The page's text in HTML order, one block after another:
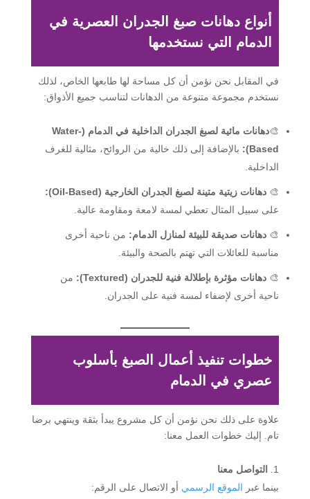
أنواع دهانات صبغ الجدران العصرية في
الدمام التي نستخدمها
في المقابل نحن نؤمن أن كل مساحة لها طابعها الخاص، لذلك
نستخدم مجموعة متنوعة من الدهانات لتناسب جميع الأذواق:
🎨دهانات مائية لصبغ الجدران الداخلية في الدمام
(Water-
Based):
بالإضافة إلى ذلك خالية من الروائح، مثالية للغرف
الداخلية.
🎨 دهانات زيتية متينة لصبغ الجدران الخارجية (Oil-Based):
على سبيل المثال تعطي لمسة لامعة ومقاومة عالية.
🎨 دهانات صديقة للبيئة لمنازل الدمام: من ناحية أخرى
مناسبة للعائلات التي تهتم بالصحة والبيئة.
🎨 دهانات مؤثرة بإطلالة فنية للجدران (Textured):
من
ناحية أخرى لإضفاء لمسة فنية على الجدران.
خطوات تنفيذ أعمال الصبغ بأسلوب
عصري في الدمام
علاوة على ذلك نحن نؤمن أن كل مشروع يبدأ بثقة وينتهي برضا
تام. إليك خطوات العمل معنا:
التواصل معنا
بينما عبر الموقع الرسمي أو الاتصال على الرقم: